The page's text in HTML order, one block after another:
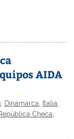
AIDA
, Dinamarca, Italia,
Checa